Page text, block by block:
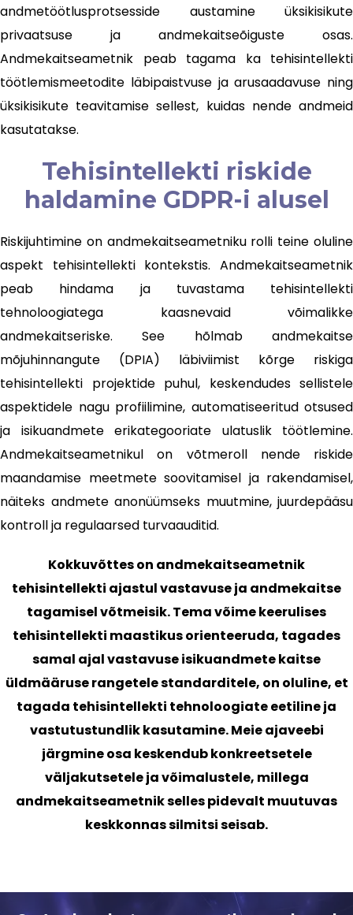
andmetöötlusprotsesside austamine üksikisikute
privaatsuse ja andmekaitseõiguste osas.
Andmekaitseametnik peab tagama ka tehisintellekti
töötlemismeetodite läbipaistvuse ja arusaadavuse ning
üksikisikute teavitamise sellest, kuidas nende andmeid
kasutatakse.
Tehisintellekti riskide
haldamine GDPR-i alusel
Riskijuhtimine on andmekaitseametniku rolli teine oluline
aspekt tehisintellekti kontekstis. Andmekaitseametnik
peab hindama ja tuvastama tehisintellekti
tehnoloogiatega kaasnevaid võimalikke
andmekaitseriske. See hõlmab andmekaitse
mõjuhinnangute (DPIA) läbiviimist kõrge riskiga
tehisintellekti projektide puhul, keskendudes sellistele
aspektidele nagu profiilimine, automatiseeritud otsused
ja isikuandmete erikategooriate ulatuslik töötlemine.
Andmekaitseametnikul on võtmeroll nende riskide
maandamise meetmete soovitamisel ja rakendamisel,
näiteks andmete anonüümseks muutmine, juurdepääsu
kontroll ja regulaarsed turvaauditid.
Kokkuvõttes on andmekaitseametnik
tehisintellekti ajastul vastavuse ja andmekaitse
tagamisel võtmeisik. Tema võime keerulises
tehisintellekti maastikus orienteeruda, tagades
samal ajal vastavuse isikuandmete kaitse
üldmääruse rangetele standarditele, on oluline, et
tagada tehisintellekti tehnoloogiate eetiline ja
vastutustundlik kasutamine. Meie ajaveebi
järgmine osa keskendub konkreetsetele
väljakutsetele ja võimalustele, millega
andmekaitseametnik selles pidevalt muutuvas
keskkonnas silmitsi seisab.